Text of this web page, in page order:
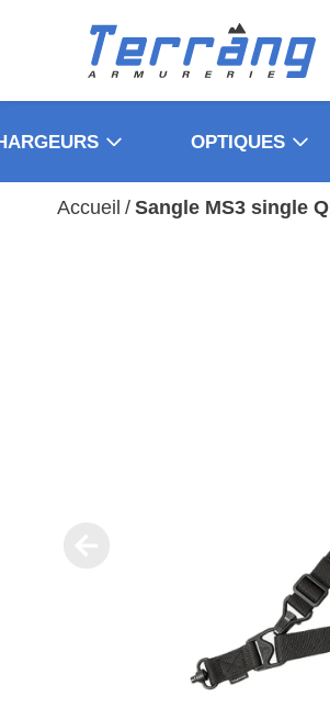
OPTIQUES
Accueil / Sangle MS3 single